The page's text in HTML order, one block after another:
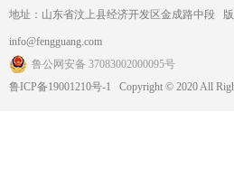
地址：山东省汶上县经济开发区金成路中段
info@fengguang.com
鲁公网安备 37083002000095号
鲁ICP备19001210号-1 Copyright © 2020 All